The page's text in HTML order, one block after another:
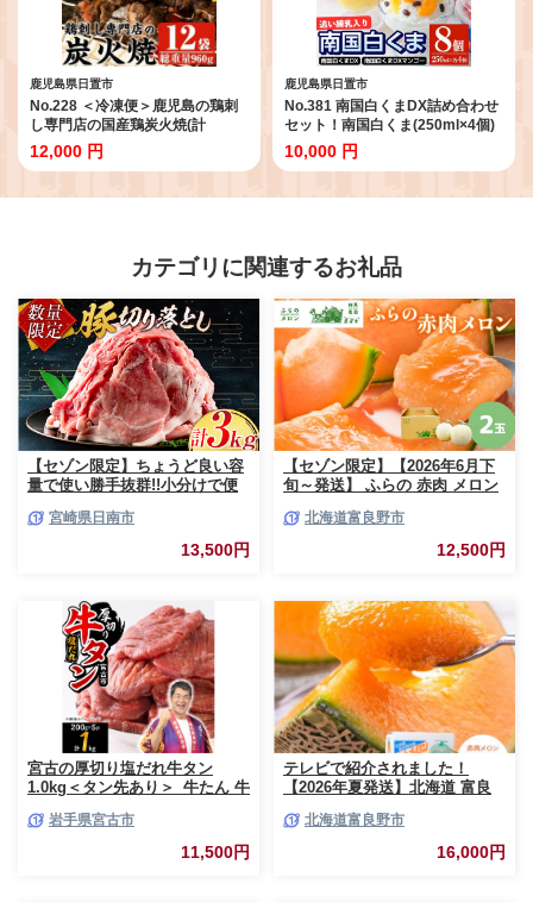
鹿児島県日置市
No.228 ＜冷凍便＞鹿児島の鶏刺
し専門店の国産鶏炭火焼(計
960g・80g×12袋) 国産 九州産 鶏
肉 とり肉 お肉 炭火焼 レトルト 時
み【末永商店】
12,000 円
鹿児島県日置市
No.381 南国白くまDX詰め合わせ
セット！南国白くま(250ml×4個)
南国白くまマンゴー(250ml×4個)
計8個のセット！SDX-38 鹿児島
カ食品】
10,000 円
カテゴリに関連するお礼品
【セゾン限定】ちょうど良い容
量で使い勝手抜群!!小分けで便
3kg お肉 豚肉 ポーク 国産 小分
け 真空パック 個包装 万能食材
おすすめ おかず 食品 炒め物 お
ぶ 焼肉 お祝い 記念日 ギフト
贈り物 贈答 プレゼント おすそ
分け 宮崎県 日南市 送料無料
_BCV1-24
宮崎県日南市
13,500円
【セゾン限定】【2026年6月下
旬～発送】 ふらの 赤肉 メロン
市 (相馬農園) メロン フルーツ
果物 新鮮 甘い 贈り物 ギフト
道産 ジューシー おやつ ふらの
北海道富良野市
12,500円
宮古の厚切り塩だれ牛タン
1.0kg＜タン先あり＞_牛たん 牛
厚切り牛タン【1181948】
岩手県宮古市
11,500円
テレビで紹介されました！
【2026年夏発送】北海道 富良
上 大玉サイズ メロン
北海道富良野市
16,000円